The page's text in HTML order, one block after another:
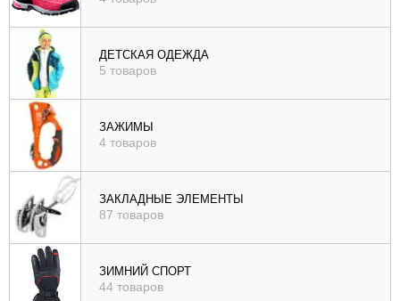
ДЕТСКАЯ ОДЕЖДА
5 товаров
ЗАЖИМЫ
4 товаров
ЗАКЛАДНЫЕ ЭЛЕМЕНТЫ
87 товаров
ЗИМНИЙ СПОРТ
44 товаров